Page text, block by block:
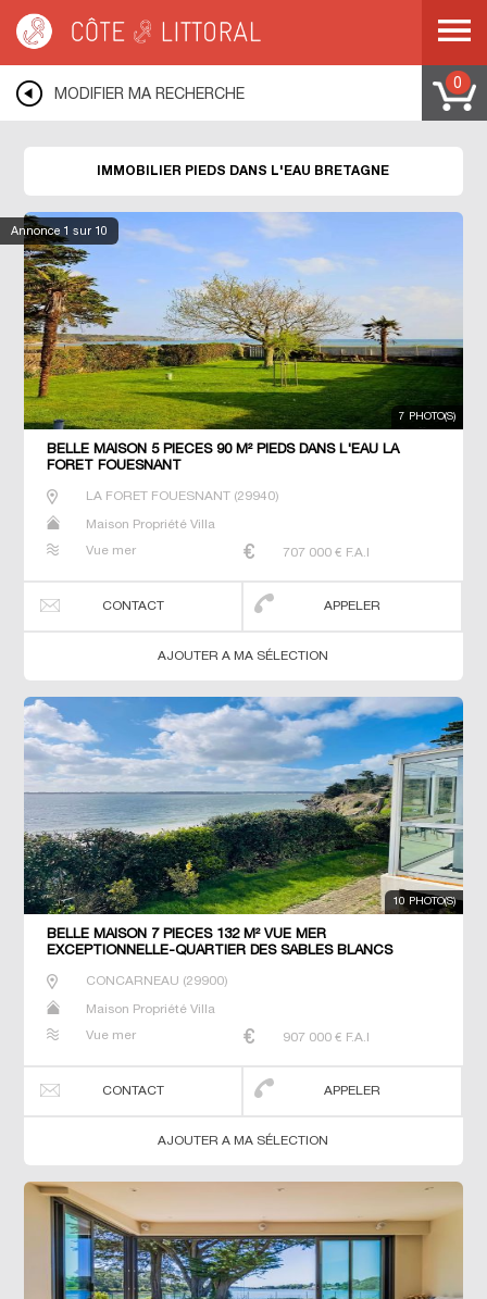
MODIFIER MA RECHERCHE
0
Annonce 1 sur 10
IMMOBILIER PIEDS DANS L'EAU BRETAGNE
7 PHOTO(S)
BELLE MAISON 5 PIECES 90 M² PIEDS DANS L'EAU LA
FORET FOUESNANT
LA FORET FOUESNANT(29940)
Maison Propriété Villa
Vue mer 707 000 € F.A.I
CONTACT APPELER
AJOUTER A MA SÉLECTION
10 PHOTO(S)
BELLE MAISON 7 PIECES 132 M² VUE MER
EXCEPTIONNELLE-QUARTIER DES SABLES BLANCS
CONCARNEAU (29900)
Maison Propriété Villa
Vue mer 907 000 € F.A.I
CONTACT APPELER
AJOUTER A MA SÉLECTION